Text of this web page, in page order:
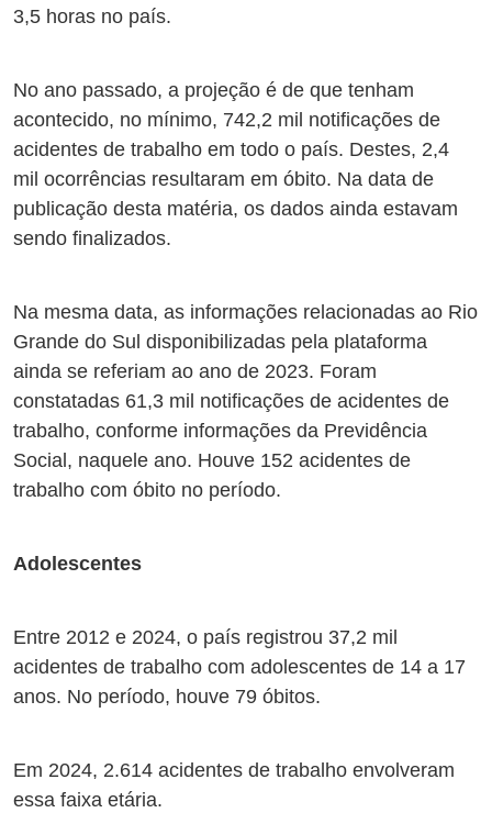
3,5 horas no país.
No ano passado, a projeção é de que tenham
acontecido, no mínimo, 742,2 mil notificações de
acidentes de trabalho em todo o país. Destes, 2,4
mil ocorrências resultaram em óbito. Na data de
publicação desta matéria, os dados ainda estavam
sendo finalizados.
Na mesma data, as informações relacionadas ao Rio
Grande do Sul disponibilizadas pela plataforma
ainda se referiam ao ano de 2023. Foram
constatadas 61,3 mil notificações de acidentes de
trabalho, conforme informações da Previdência
Social, naquele ano. Houve 152 acidentes de
trabalho com óbito no período.
Adolescentes
Entre 2012 e 2024, o país registrou 37,2 mil
acidentes de trabalho com adolescentes de 14 a 17
anos. No período, houve 79 óbitos.
Em 2024, 2.614 acidentes de trabalho envolveram
essa faixa etária.